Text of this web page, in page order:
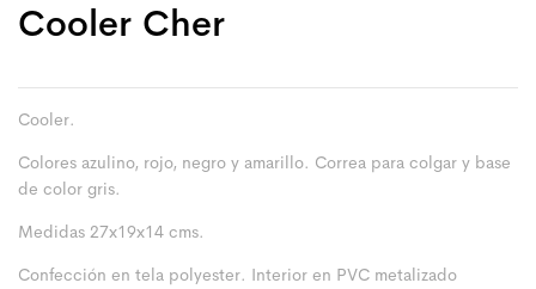
Cooler Cher
Cooler.
Colores azulino, rojo, negro y amarillo. Correa para colgar y base
de color gris.
Medidas 27x19x14 cms.
Confección en tela polyester. Interior en PVC metalizado